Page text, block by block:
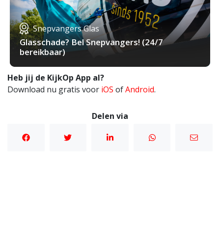
Snepvangers Glas
Glasschade? Bel Snepvangers! (24/7
bereikbaar)
Heb jij de KijkOp App al?
Download nu gratis voor iOS ofAndroid.
Delen via